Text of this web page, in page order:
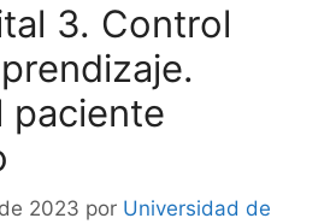
3. Control
paciente
2023 por Universidad de